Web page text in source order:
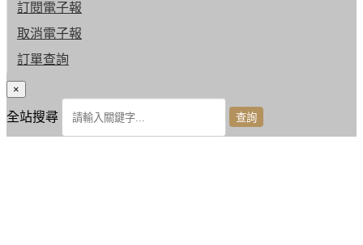
訂閱電子報
取消電子報
訂單查詢
×
全站搜尋